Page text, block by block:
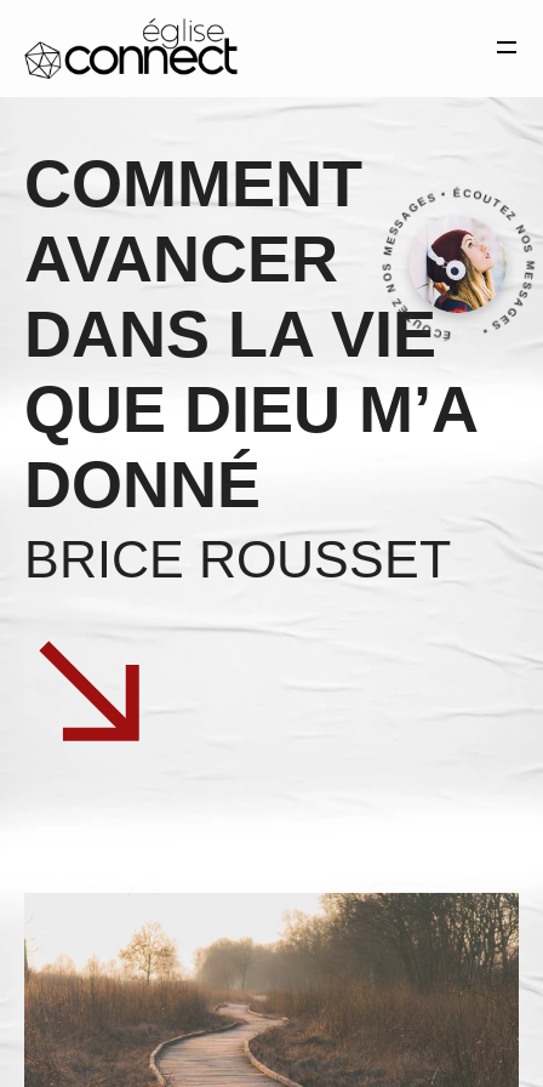
ÉCOUTEZ NOS MESSAGES • ÉCOUTEZ
COMMENT
AVANCER
DANS LA VIE
QUE DIEU M’A
DONNÉ
BRICE ROUSSET
SITE RÉALISÉ PAR SANDRO